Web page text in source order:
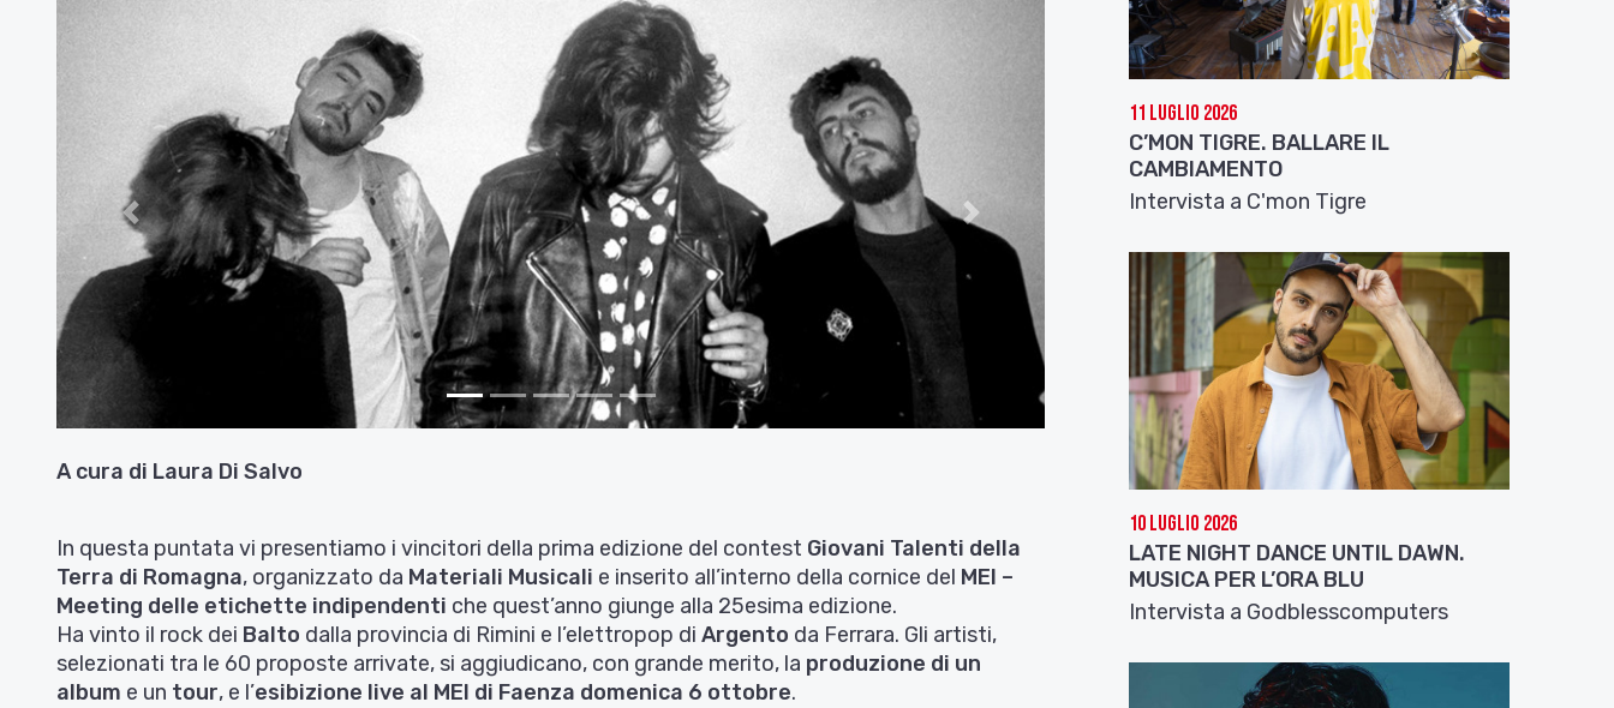
Indietro Avanti
A cura di Laura Di Salvo
In questa puntata vi presentiamo i vincitori della prima edizione del contest Giovani Talenti della
Terra di Romagna, organizzato da Materiali Musicali e inserito all’interno della cornice del MEI –
Meeting delle etichette indipendenti che quest’anno giunge alla 25esima edizione.
Ha vinto il rock dei Balto dalla provincia di Rimini e l’elettropop di Argento da Ferrara. Gli artisti,
selezionati tra le 60 proposte arrivate, si aggiudicano, con grande merito, la produzione di un
album e un tour, e l’esibizione live al MEI di Faenza domenica 6 ottobre.
11 Luglio 2026
C’MON TIGRE. BALLARE IL
CAMBIAMENTO
Intervista a C'mon Tigre
10 Luglio 2026
LATE NIGHT DANCE UNTIL DAWN.
MUSICA PER L’ORA BLU
Intervista a Godblesscomputers